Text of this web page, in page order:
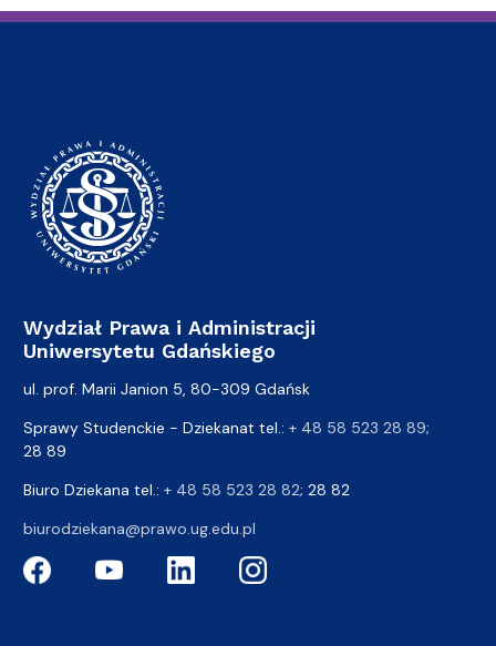
Wydział Prawa i Administracji
Uniwersytetu Gdańskiego
ul. prof. Marii Janion 5, 80-309 Gdańsk
Sprawy Studenckie - Dziekanat tel.: + 48 58 523 28 89;
28 89
Biuro Dziekana tel.: + 48 58 523 28 82; 28 82
biurodziekana@prawo.ug.edu.pl